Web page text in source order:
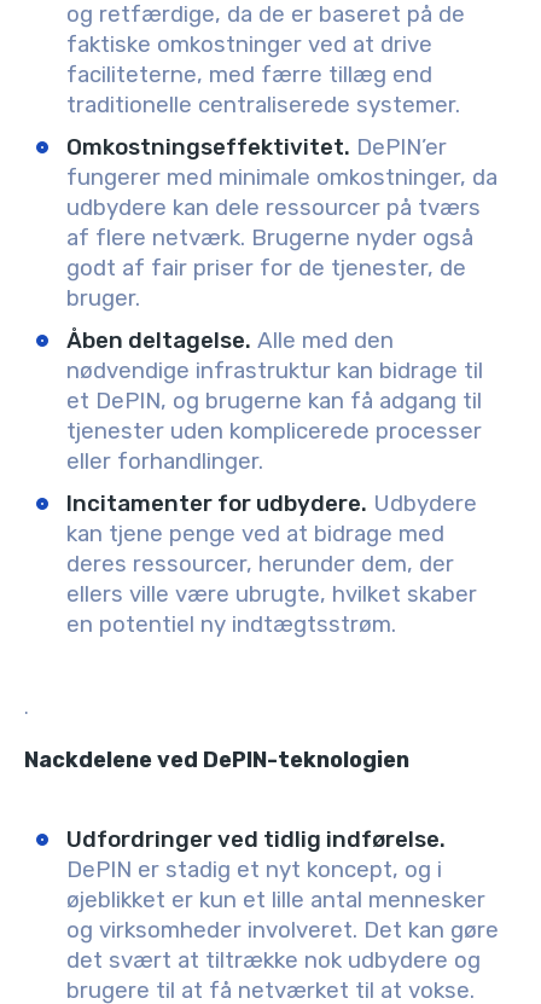
og retfærdige, da de er baseret på de
faktiske omkostninger ved at drive
faciliteterne, med færre tillæg end
traditionelle centraliserede systemer.
Omkostningseffektivitet. DePIN’er
fungerer med minimale omkostninger, da
udbydere kan dele ressourcer på tværs
af flere netværk. Brugerne nyder også
godt af fair priser for de tjenester, de
bruger.
Åben deltagelse. Alle med den
nødvendige infrastruktur kan bidrage til
et DePIN, og brugerne kan få adgang til
tjenester uden komplicerede processer
eller forhandlinger.
Incitamenter for udbydere. Udbydere
kan tjene penge ved at bidrage med
deres ressourcer, herunder dem, der
ellers ville være ubrugte, hvilket skaber
en potentiel ny indtægtsstrøm.
.
Nackdelene ved DePIN-teknologien
Udfordringer ved tidlig indførelse.
DePIN er stadig et nyt koncept, og i
øjeblikket er kun et lille antal mennesker
og virksomheder involveret. Det kan gøre
det svært at tiltrække nok udbydere og
brugere til at få netværket til at vokse.